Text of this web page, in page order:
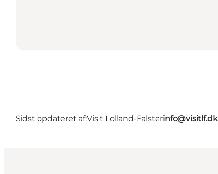
Sidst opdateret af:Visit Lolland-Falsterinfo@visitlf.dk